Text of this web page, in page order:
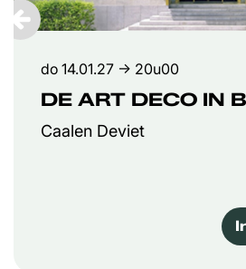
DE ART DECO IN
Caalen Deviet
do 14.01.27 → 20u00